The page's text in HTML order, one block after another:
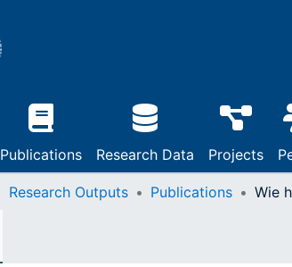
Publications Research Data Projects
Research Outputs Publications